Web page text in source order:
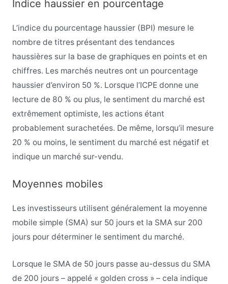
Indice haussier en pourcentage
L’indice du pourcentage haussier (BPI) mesure le
nombre de titres présentant des tendances
haussières sur la base de graphiques en points et en
chiffres. Les marchés neutres ont un pourcentage
haussier d’environ 50 %. Lorsque l’ICPE donne une
lecture de 80 % ou plus, le sentiment du marché est
extrêmement optimiste, les actions étant
probablement surachetées. De même, lorsqu’il mesure
20 % ou moins, le sentiment du marché est négatif et
indique un marché sur-vendu.
Moyennes mobiles
Les investisseurs utilisent généralement la moyenne
mobile simple (SMA) sur 50 jours et la SMA sur 200
jours pour déterminer le sentiment du marché.
Lorsque le SMA de 50 jours passe au-dessus du SMA
de 200 jours – appelé « golden cross » – cela indique